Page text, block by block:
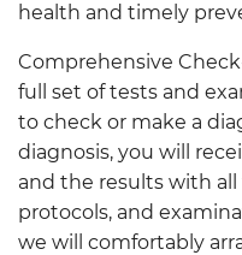
health and timely
Comprehensive
full set of tests and
to check or make a
diagnosis, you will
and the results with
protocols, and
we will comfortably